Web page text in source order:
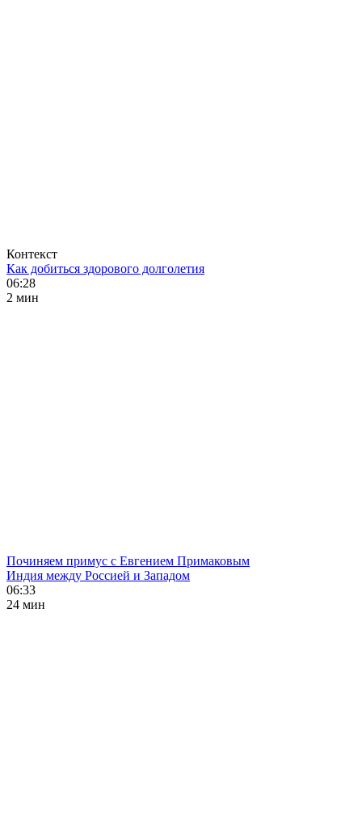
Контекст
Как добиться здорового долголетия
06:28
2 мин
Починяем примус с Евгением Примаковым
Индия между Россией и Западом
06:33
24 мин